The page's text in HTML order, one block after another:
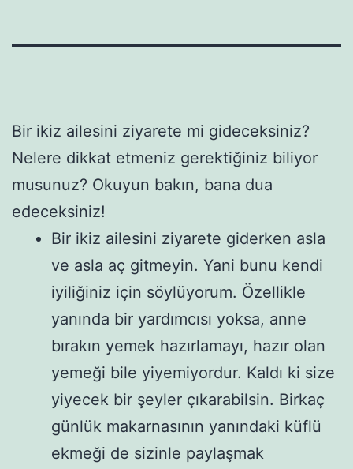
Bir ikiz ailesini ziyarete mi gideceksiniz?
Nelere dikkat etmeniz gerektiğiniz biliyor
musunuz? Okuyun bakın, bana dua
edeceksiniz!
Bir ikiz ailesini ziyarete giderken asla
ve asla aç gitmeyin. Yani bunu kendi
iyiliğiniz için söylüyorum. Özellikle
yanında bir yardımcısı yoksa, anne
bırakın yemek hazırlamayı, hazır olan
yemeği bile yiyemiyordur. Kaldı ki size
yiyecek bir şeyler çıkarabilsin. Birkaç
günlük makarnasının yanındaki küflü
ekmeği de sizinle paylaşmak